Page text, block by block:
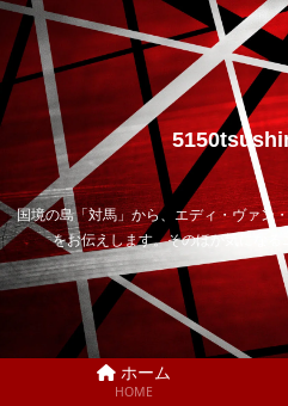
国境の島「対馬」から、エディ・ヴァン
をお伝えします。そのほか気になる
ホーム
HOME